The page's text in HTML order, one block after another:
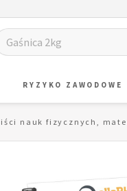
RYZYKO ZAWODOWE
nauk fizycznych,